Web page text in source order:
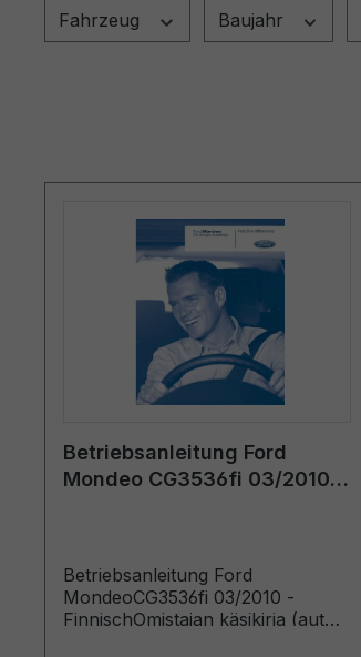
Fahrzeug Baujahr
Betriebsanleitung Ford
Mondeo CG3536fi 03/2010 -
Betriebsanleitung Ford
MondeoCG3536fi 03/2010 -
FinnischOmistajan käsikirja (autot